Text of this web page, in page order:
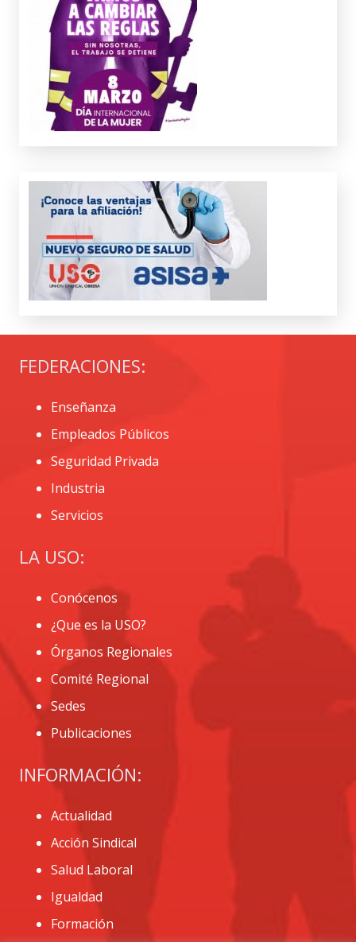
FEDERACIONES:
Enseñanza
Empleados Públicos
Seguridad Privada
Industria
Servicios
LA USO:
Conócenos
¿Que es la USO?
Órganos Regionales
Comité Regional
Sedes
Publicaciones
INFORMACIÓN:
Actualidad
Acción Sindical
Salud Laboral
Igualdad
Formación